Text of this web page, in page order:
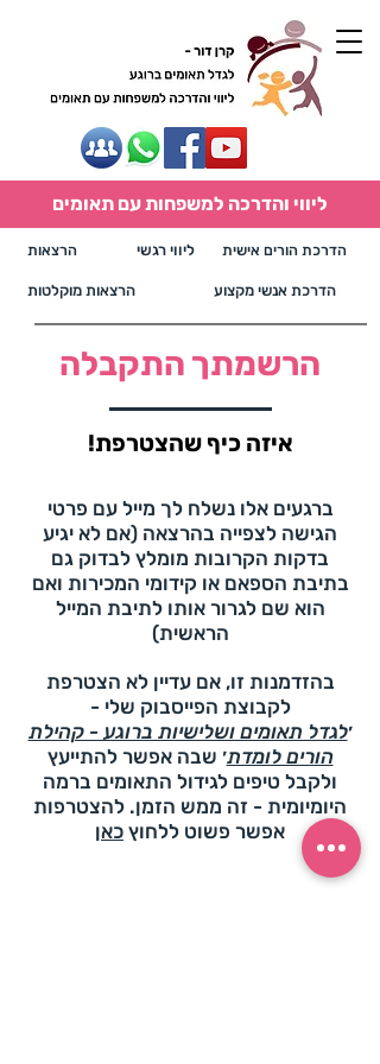
הדרכת הורים אישית הרצאות
הרצאות מוקלטות הדרכת אנשי מקצוע
ליווי והדרכה למשפחות עם תאומים
ליווי רגשי
הרשמתך התקבלה
איזה כיף שהצטרפת!
ברגעים אלו נשלח לך מייל עם פרטי
הגישה לצפייה בהרצאה (אם לא יגיע
בדקות הקרובות מומלץ לבדוק גם
בתיבת הספאם או קידומי המכירות ואם
הוא שם לגרור אותו לתיבת המייל
הראשית)
בהזדמנות זו, אם עדיין לא הצטרפת
לקבוצת הפייסבוק שלי -
׳לגדל תאומים ושלישיות ברוגע - קהילת
הורים לומדת׳ שבה אפשר להתייעץ
ולקבל טיפים לגידול התאומים ברמה
היומיומית - זה ממש הזמן. להצטרפות
אפשר פשוט ללחוץ כאן